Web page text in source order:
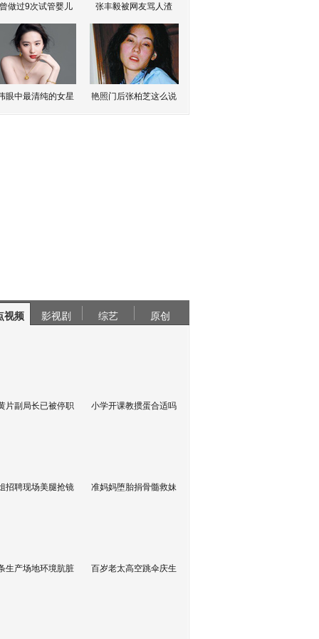
做过9次试管婴儿 张丰毅被网友骂人渣
眼中最清纯的女星 艳照门后张柏芝这么说
视频 影视剧 综艺 原创
片副局长已被停职 小学开课教掼蛋合适吗
招聘现场美腿抢镜 准妈妈堕胎捐骨髓救妹
生产场地环境肮脏 百岁老太高空跳伞庆生